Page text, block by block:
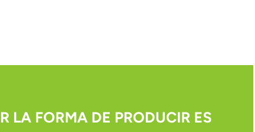
LA FORMA DE PRODUCIR ES